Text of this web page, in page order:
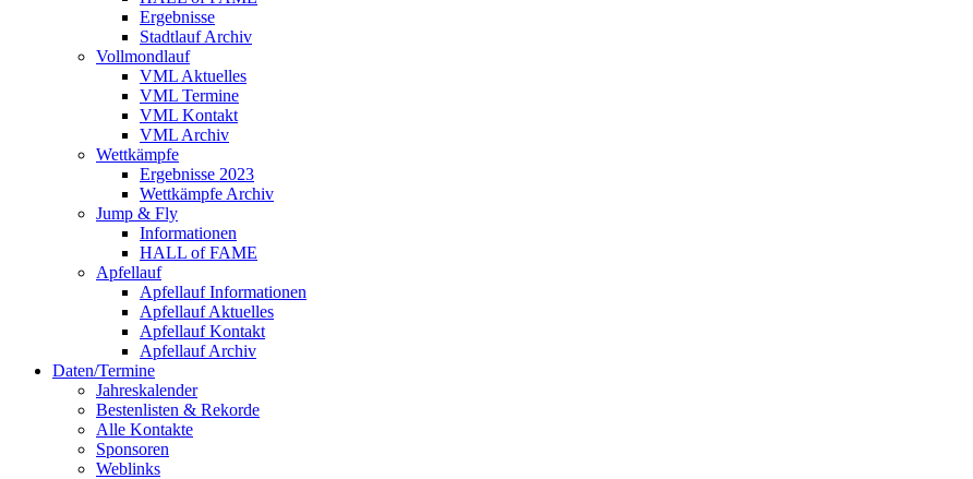
Ergebnisse
Stadtlauf Archiv
Vollmondlauf
VML Aktuelles
VML Termine
VML Kontakt
VML Archiv
Wettkämpfe
Ergebnisse 2023
Wettkämpfe Archiv
Jump & Fly
Informationen
HALL of FAME
Apfellauf
Apfellauf Informationen
Apfellauf Aktuelles
Apfellauf Kontakt
Apfellauf Archiv
Daten/Termine
Jahreskalender
Bestenlisten & Rekorde
Alle Kontakte
Sponsoren
Weblinks